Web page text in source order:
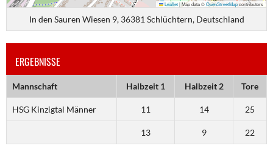
Leaflet|Map data ©OpenStreetMapcontributors
In den Sauren Wiesen 9, 36381 Schlüchtern, Deutschland
ERGEBNISSE
Mannschaft Halbzeit 1 Halbzeit 2 Tore
HSG Kinzigtal Männer 11 14 25
13 9 22